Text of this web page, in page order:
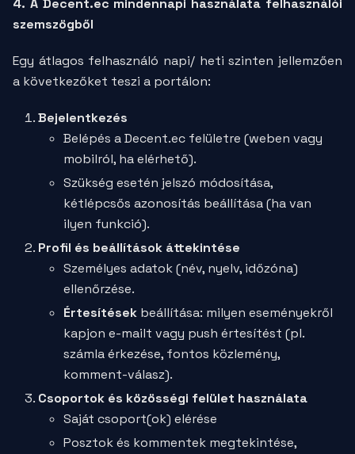
4. A Decent.ec mindennapi használata felhasználói
szemszögből
Egy átlagos felhasználó napi/ heti szinten jellemzően
a következőket teszi a portálon:
Bejelentkezés
Belépés a Decent.ec felületre (weben vagy
mobilról, ha elérhető).
Szükség esetén jelszó módosítása,
kétlépcsős azonosítás beállítása (ha van
ilyen funkció).
Profil és beállítások áttekintése
Személyes adatok (név, nyelv, időzóna)
ellenőrzése.
Értesítések beállítása: milyen eseményekről
kapjon e-mailt vagy push értesítést (pl.
számla érkezése, fontos közlemény,
komment-válasz).
Csoportok és közösségi felület használata
Saját csoport(ok) elérése
Posztok és kommentek megtekintése,